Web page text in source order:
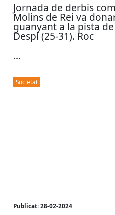
Jornada de derbis
Molins de Rei va
guanyant a la pista de
Despí (25-31). Roc
...
Societat
Publicat: 28-02-2024